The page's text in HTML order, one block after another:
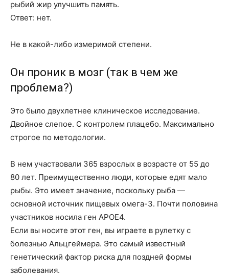
рыбий жир улучшить память.
Ответ: нет.
Не в какой-либо измеримой степени.
Он проник в мозг (так в чем же
проблема?)
Это было двухлетнее клиническое исследование.
Двойное слепое. С контролем плацебо. Максимально
строгое по методологии.
В нем участвовали 365 взрослых в возрасте от 55 до
80 лет. Преимущественно люди, которые едят мало
рыбы. Это имеет значение, поскольку рыба —
основной источник пищевых омега-3. Почти половина
участников носила ген APOE4.
Если вы носите этот ген, вы играете в рулетку с
болезнью Альцгеймера. Это самый известный
генетический фактор риска для поздней формы
заболевания.